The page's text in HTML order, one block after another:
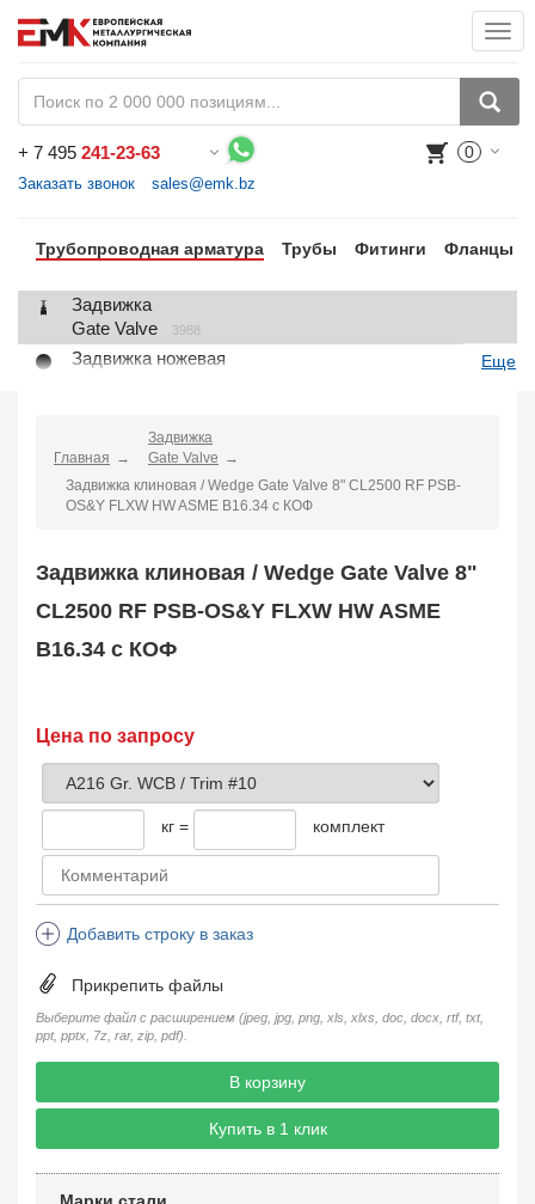
+ 7 495 241-23-63
Заказать звонок sales@emk.bz
0
Трубопроводная арматура Трубы Фитинги Фланцы
Задвижка
Gate Valve
3988
Задвижка ножевая
Globe Valve
2191
Клапан регулирующий
Control Valve
2
Клапан обратный
Ball Valve
3321
Затвор дисковый
Butterfly Valve
1
Фильтр сетчатый
Strainer
Steam Trap
Компенсатор
Пламегаситель
Еще
Главная
Задвижка
Gate Valve
Задвижка клиновая / Wedge Gate Valve 8" CL2500 RF PSB-
OS&Y FLXW HW ASME B16.34 с КОФ
Задвижка клиновая / Wedge Gate Valve 8"
CL2500 RF PSB-OS&Y FLXW HW ASME
B16.34 с КОФ
Цена по запросу
кг = комплект
Добавить строку в заказ
Прикрепить файлы
Выберите файл с расширением (jpeg, jpg, png, xls, xlxs, doc, docx, rtf, txt,
ppt, pptx, 7z, rar, zip, pdf).
В корзину
Купить в 1 клик